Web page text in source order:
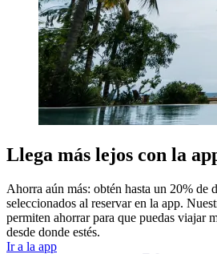
Llega más lejos con la
Ahorra aún más: obtén hasta un 20% de
seleccionados al reservar en la app.
permiten ahorrar para que puedas viajar
desde donde estés.
Ir a la app